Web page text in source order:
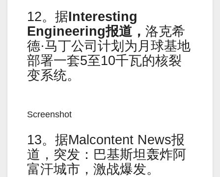
12。据Interesting
Engineering报道， 洛克希
德·马丁公司计划为月球基地
部署一套5至10千瓦的核裂
变系统。
Screenshot
13。据Malcontent News报
道，突发：巴基斯坦轰炸阿
富汗城市，激战爆发。